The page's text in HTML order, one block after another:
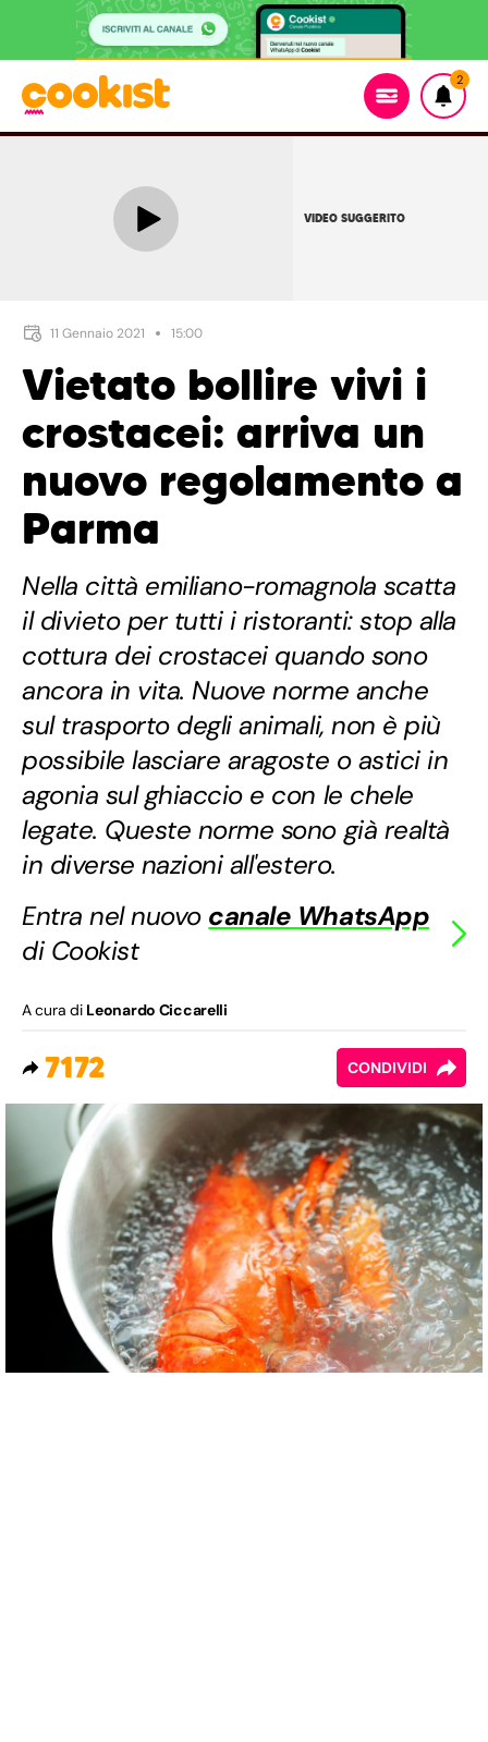
2
VIDEO SUGGERITO
11 Gennaio 2021 15:00
Vietato bollire vivi i
crostacei: arriva un
nuovo regolamento a
Parma
Nella città emiliano-romagnola scatta
il divieto per tutti i ristoranti: stop alla
cottura dei crostacei quando sono
ancora in vita. Nuove norme anche
sul trasporto degli animali, non è più
possibile lasciare aragoste o astici in
agonia sul ghiaccio e con le chele
legate. Queste norme sono già realtà
in diverse nazioni all'estero.
Entra nel nuovo canale WhatsApp
di Cookist
A cura di Leonardo Ciccarelli
7172 CONDIVIDI